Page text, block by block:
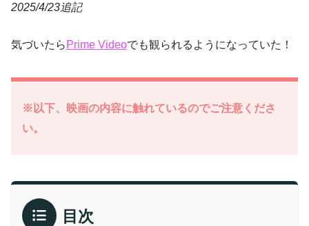
2025/4/23追記
気づいたら Prime Videoでも観られるようになっていた！
※以下、映画の内容に触れているのでご注意くださ
い。
目次